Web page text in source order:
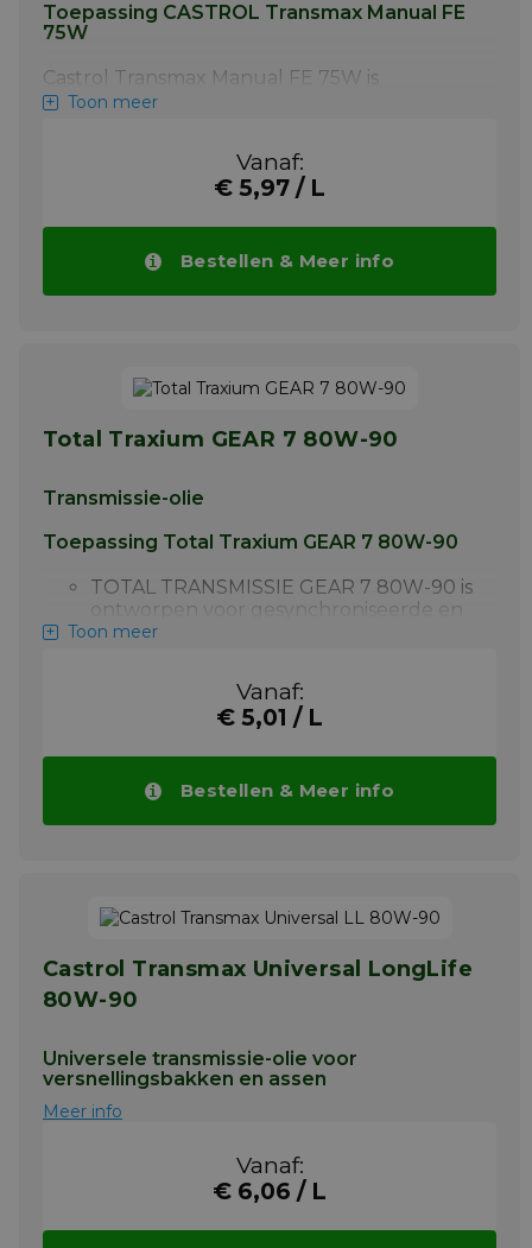
Toepassing CASTROL Transmax Manual FE
75W
Castrol Transmax Manual FE 75W is
toepasbaar bij o.a.: Ford Focus, C-Max,
Toon meer
Vanaf:
€ 5,97 / L
Bestellen & Meer info
Total Traxium GEAR 7 80W-90
Transmissie-olie
Toepassing Total Traxium GEAR 7 80W-90
TOTAL TRANSMISSIE GEAR 7 80W-90 is
ontworpen voor gesynchroniseerde en
niet-gesynchroniseerde
transferboxen en alle tandwielen die
het niveau MIL-L-2105 of API GL-4
De TOTAL TRANSMISSIE GEAR 7 80W-
90 is door ZF goedgekeurd voor de
smering van hun versnellingsbakken
(zonder Intarder) met een standaard
TRUCKS, VOLVO, enz.
Toon meer
Vanaf:
€ 5,01 / L
Bestellen & Meer info
Castrol Transmax Universal LongLife
80W-90
Universele transmissie-olie voor
versnellingsbakken en assen
Meer info
Vanaf:
€ 6,06 / L